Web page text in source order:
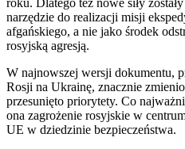
roku. Dlatego też nowe siły
narzędzie do realizacji misji
afgańskiego, a nie jako środek
rosyjską agresją.
W najnowszej wersji dokumentu,
Rosji na Ukrainę, znacznie
przesunięto priorytety. Co
ona zagrożenie rosyjskie w
UE w dziedzinie bezpieczeństwa.